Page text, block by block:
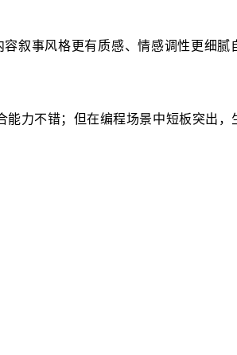
叙事风格更有质感、情感调性更细腻
力不错；但在编程场景中短板突出，